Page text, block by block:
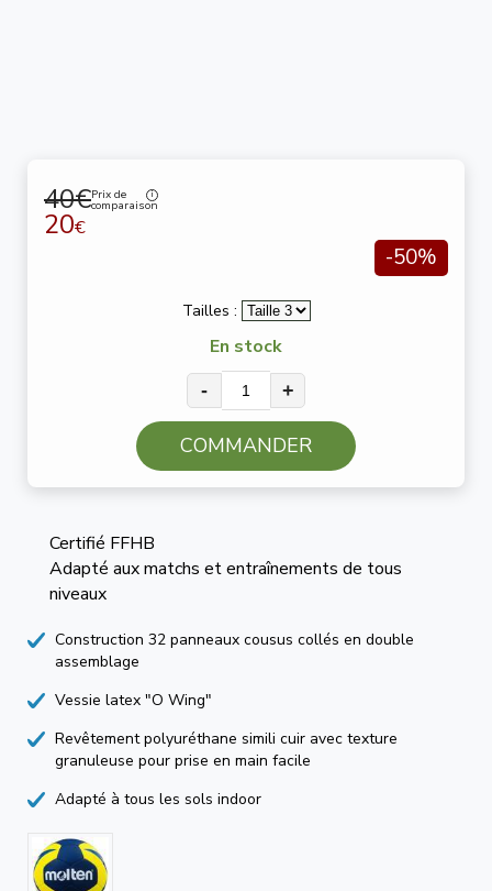
40€Prix de
comparaison
20€
-50%
Tailles :
En stock
- +
COMMANDER
Certifié FFHB
Adapté aux matchs et entraînements de tous
niveaux
Construction 32 panneaux cousus collés en double
assemblage
Vessie latex "O Wing"
Revêtement polyuréthane simili cuir avec texture
granuleuse pour prise en main facile
Adapté à tous les sols indoor